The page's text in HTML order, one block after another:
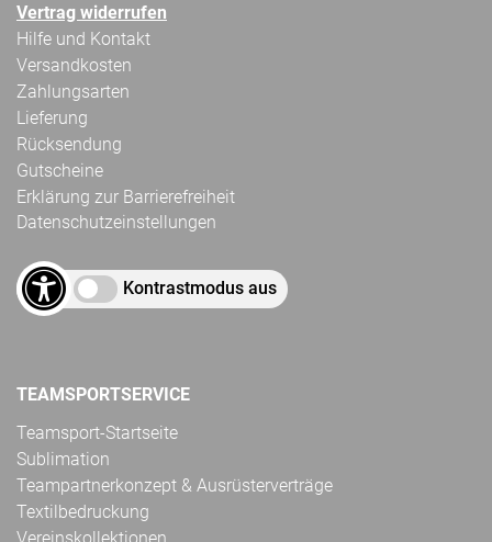
Vertrag widerrufen
Hilfe und Kontakt
Versandkosten
Zahlungsarten
Lieferung
Rücksendung
Gutscheine
Erklärung zur Barrierefreiheit
Datenschutzeinstellungen
Kontrastmodus aus
TEAMSPORTSERVICE
Teamsport-Startseite
Sublimation
Teampartnerkonzept & Ausrüsterverträge
Textilbedruckung